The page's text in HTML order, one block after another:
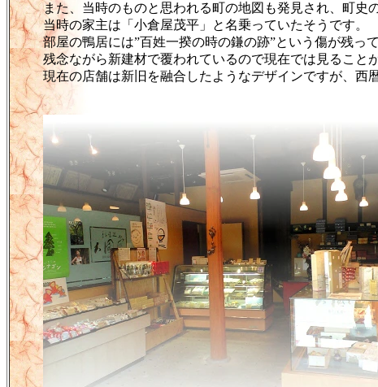
また、当時のものと思われる町の地図も発見され、町史
当時の家主は「小倉屋茂平」と名乗っていたそうです。
部屋の鴨居には”百姓一揆の時の鎌の跡”という傷が残っ
残念ながら新建材で覆われているので現在では見ること
現在の店舗は新旧を融合したようなデザインですが、西